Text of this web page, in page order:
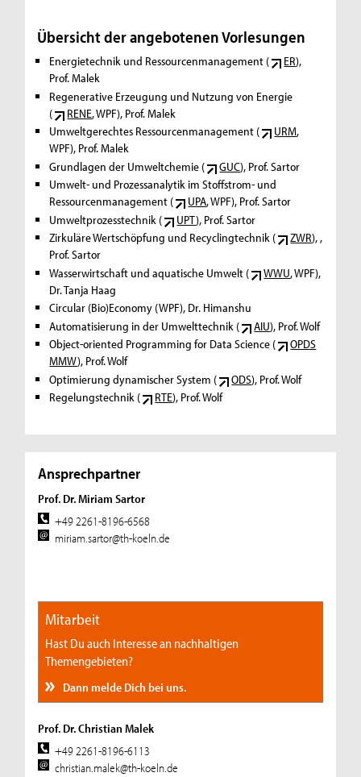
Übersicht der angebotenen Vorlesungen
Energietechnik und Ressourcenmanagement ( ER),
Prof. Malek
Regenerative Erzeugung und Nutzung von Energie
(
RENE, WPF), Prof. Malek
Umweltgerechtes Ressourcenmanagement (
URM,
WPF), Prof. Malek
Grundlagen der Umweltchemie (
GUC), Prof. Sartor
Umwelt- und Prozessanalytik im Stoffstrom- und
Ressourcenmanagement (
UPA, WPF), Prof. Sartor
Umweltprozesstechnik (
UPT), Prof. Sartor
Zirkuläre Wertschöpfung und Recyclingtechnik (
ZWR), ,
Prof. Sartor
Wasserwirtschaft und aquatische Umwelt (
WWU, WPF),
Dr. Tanja Haag
Circular (Bio)Economy (WPF), Dr. Himanshu
Automatisierung in der Umwelttechnik (
AIU), Prof. Wolf
Object-oriented Programming for Data Science (
OPDS
MMW), Prof. Wolf
Optimierung dynamischer System (
ODS), Prof. Wolf
Regelungstechnik (
RTE), Prof. Wolf
Ansprechpartner
Prof. Dr. Miriam Sartor
+49 2261-8196-6568
miriam.sartor@th-koeln.de
Mitarbeit
Hast Du auch Interesse an nachhaltigen
Themengebieten?
Dann melde Dich bei uns.
Prof. Dr. Christian Malek
+49 2261-8196-6113
christian.malek@th-koeln.de